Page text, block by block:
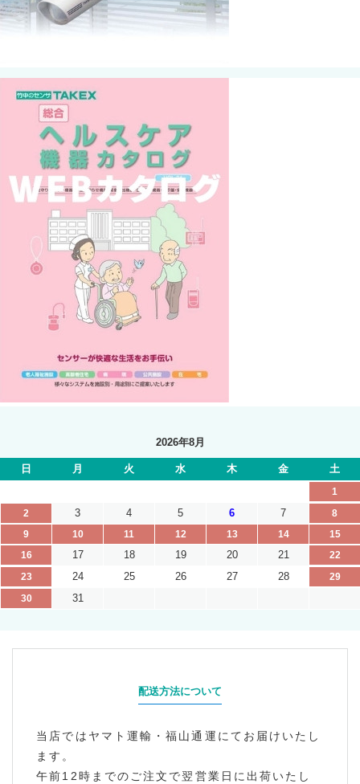
2026年8月
日 月 火 水 木 金 土
1
2
3 4 5 6 7
8
9
10 11 12 13 14
15
16
17 18 19 20 21
22
23
24 25 26 27 28
29
30
31
配送方法について
当店ではヤマト運輸・福山通運にてお届けいたし
ます。
午前12時までのご注文で翌営業日に出荷いたし